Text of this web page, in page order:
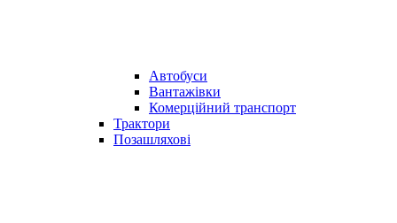
Автобуси
Вантажівки
Комерційний транспорт
Трактори
Позашляхові